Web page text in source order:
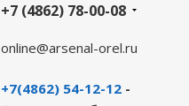
+7 (4862) 78-00-08
online@arsenal-orel.ru
+7(4862) 54-12-12-